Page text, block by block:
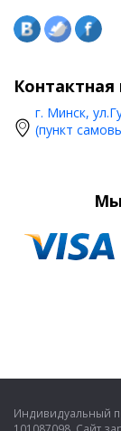
г. Минск,
(пункт
Индивидуальный